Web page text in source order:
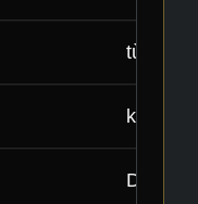
từ 60
khoảng
DC/